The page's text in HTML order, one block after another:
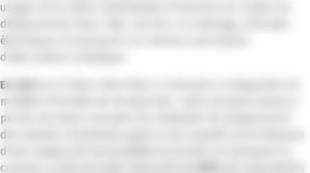
usages de la voiture individuelle et favoriser les modes de
déplacements doux. Vélo, marche, co-voiturage, véhicules
électriques et transports en commun sont autant
d’alternatives à déployer.
En 2021
mobilité à l’échelle de l’écoquartier. Cette première phase a
permis de mieux connaître les habitudes de déplacement
des salariés et étudiants grâce à une enquête et de disposer
d’une analyse de l’accessibilité du secteur en transport en
commun, à vélo et à pied. Ainsi près de
des répondants